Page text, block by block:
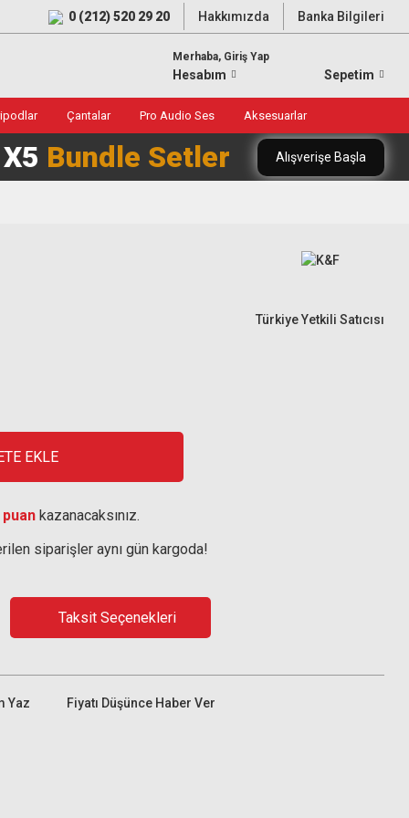
0 (212) 520 29 20 Hakkımızda Banka Bilgileri
Merhaba, Giriş Yap
Hesabım Sepetim
Çantalar Pro Audio Ses Aksesuarlar
Bundle Setler Alışverişe Başla
Türkiye Yetkili Satıcısı
EKLE
puan kazanacaksınız.
siparişler aynı gün kargoda!
Taksit Seçenekleri
Yaz Fiyatı Düşünce Haber Ver